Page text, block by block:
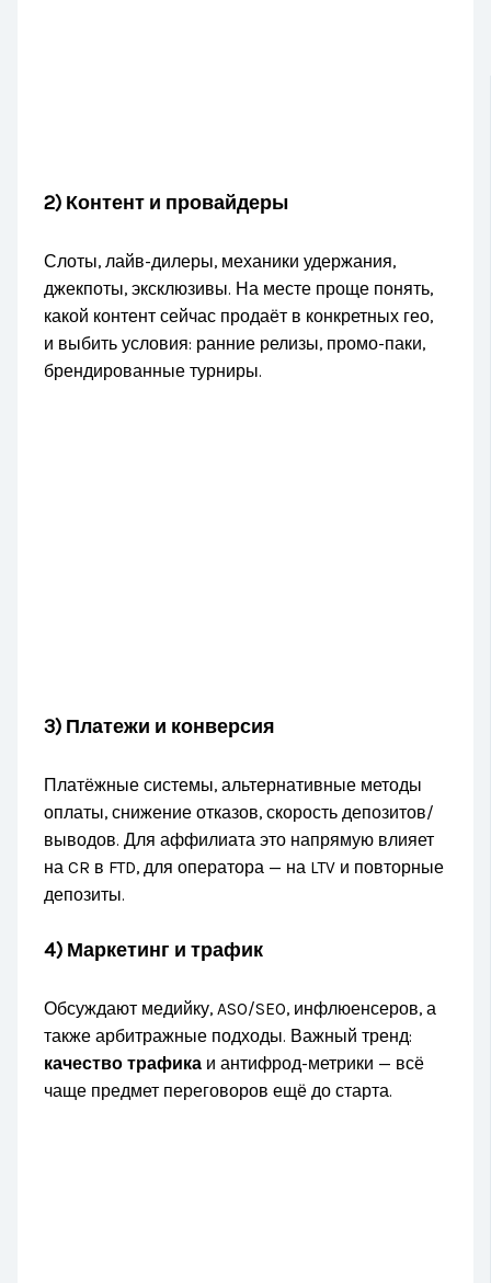
2) Контент и провайдеры
Слоты, лайв-дилеры, механики удержания,
джекпоты, эксклюзивы. На месте проще понять,
какой контент сейчас продаёт в конкретных гео,
и выбить условия: ранние релизы, промо-паки,
брендированные турниры.
3) Платежи и конверсия
Платёжные системы, альтернативные методы
оплаты, снижение отказов, скорость депозитов/
выводов. Для аффилиата это напрямую влияет
на CR в FTD, для оператора — на LTV и повторные
депозиты.
4) Маркетинг и трафик
Обсуждают медийку, ASO/SEO, инфлюенсеров, а
также арбитражные подходы. Важный тренд:
качество трафика и антифрод-метрики — всё
чаще предмет переговоров ещё до старта.